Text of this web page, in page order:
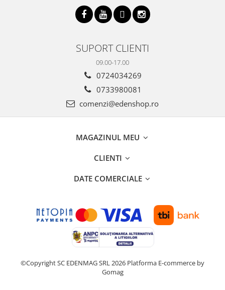
SUPORT CLIENTI
09.00-17.00
0724034269
0733980081
comenzi@edenshop.ro
MAGAZINUL MEU
CLIENTI
DATE COMERCIALE
©Copyright SC EDENMAG SRL 2026 Platforma E-commerce by
Gomag